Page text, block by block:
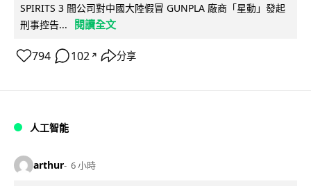
SPIRITS 3 間公司對中國大陸假冒 GUNPLA 廠商「星動」發起
刑事控告...
閱讀全文
794 102 ↗ 分享
人工智能
arthur 6 小時